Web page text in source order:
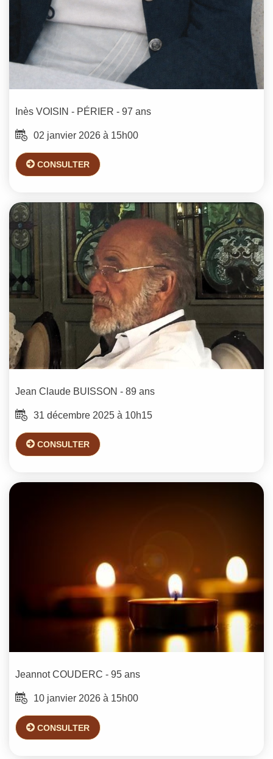
Inès VOISIN - PÉRIER - 97 ans
02 janvier 2026 à 15h00
CONSULTER
Jean Claude BUISSON - 89 ans
31 décembre 2025 à 10h15
CONSULTER
Jeannot COUDERC - 95 ans
10 janvier 2026 à 15h00
CONSULTER